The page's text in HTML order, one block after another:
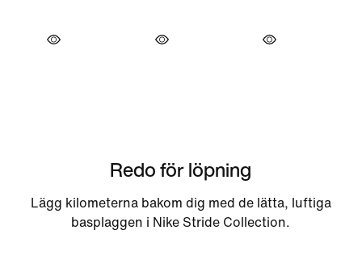
Redo för löpning
Lägg kilometerna bakom dig med de lätta, luftiga
basplaggen i Nike Stride Collection.